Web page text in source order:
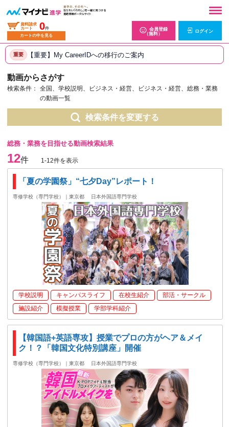
資料請求
カート
0件
カートの中を見る
会員登録
（無料）
ログイン
重要 【重要】My CareerIDへの移行のご案内
動画からさがす
検索条件：
全国、学校説明、ビジネス・経営、ビジネス・経営、総務・業務
の動画一覧
検索条件を変更する
総務・業務を目指せる動画検索結果
12件 1-12件を表示
「夏の学園祭」“七夕Day”レポート！
専修学校（専門学校）｜東京都 日本外国語専門学校
学校説明 キャンパスライフ 在校生紹介
部活・サークル
施設紹介
模擬授業 学部学科紹介
【韓国語+英語専攻】授業でプロの方がヘア＆メイ
ク！？「韓国文化特別講座」開催
専修学校（専門学校）｜東京都 日本外国語専門学校